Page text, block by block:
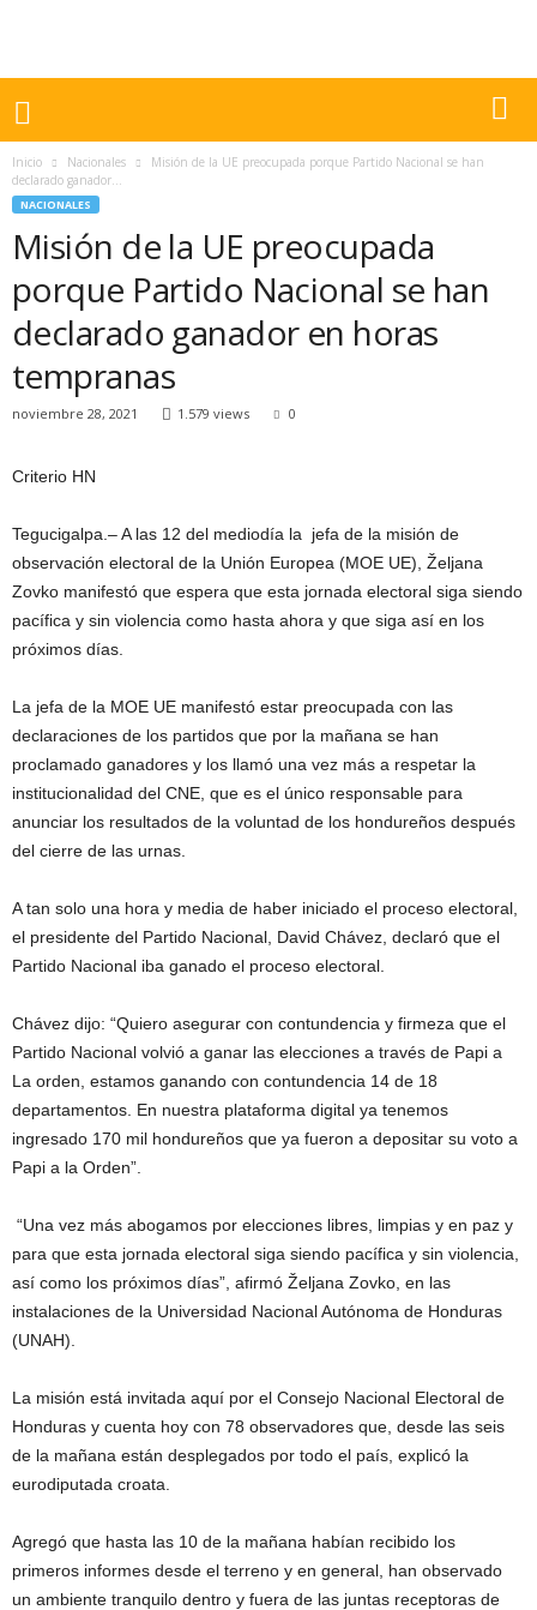
Inicio Nacionales
Misión de la UE preocupada porque Partido Nacional se han
declarado ganador...
NACIONALES
Misión de la UE preocupada
porque Partido Nacional se han
declarado ganador en horas
tempranas
noviembre 28, 2021 1.579 views 0
Criterio HN
Tegucigalpa.– A las 12 del mediodía la jefa de la misión de
observación electoral de la Unión Europea (MOE UE), Željana
Zovko manifestó que espera que esta jornada electoral siga siendo
pacífica y sin violencia como hasta ahora y que siga así en los
próximos días.
La jefa de la MOE UE manifestó estar preocupada con las
declaraciones de los partidos que por la mañana se han
proclamado ganadores y los llamó una vez más a respetar la
institucionalidad del CNE, que es el único responsable para
anunciar los resultados de la voluntad de los hondureños después
del cierre de las urnas.
A tan solo una hora y media de haber iniciado el proceso electoral,
el presidente del Partido Nacional, David Chávez, declaró que el
Partido Nacional iba ganado el proceso electoral.
Chávez dijo: “Quiero asegurar con contundencia y firmeza que el
Partido Nacional volvió a ganar las elecciones a través de Papi a
La orden, estamos ganando con contundencia 14 de 18
departamentos. En nuestra plataforma digital ya tenemos
ingresado 170 mil hondureños que ya fueron a depositar su voto a
Papi a la Orden”.
“Una vez más abogamos por elecciones libres, limpias y en paz y
para que esta jornada electoral siga siendo pacífica y sin violencia,
así como los próximos días”, afirmó Željana Zovko, en las
instalaciones de la Universidad Nacional Autónoma de Honduras
(UNAH).
La misión está invitada aquí por el Consejo Nacional Electoral de
Honduras y cuenta hoy con 78 observadores que, desde las seis
de la mañana están desplegados por todo el país, explicó la
eurodiputada croata.
Agregó que hasta las 10 de la mañana habían recibido los
primeros informes desde el terreno y en general, han observado
un ambiente tranquilo dentro y fuera de las juntas receptoras de